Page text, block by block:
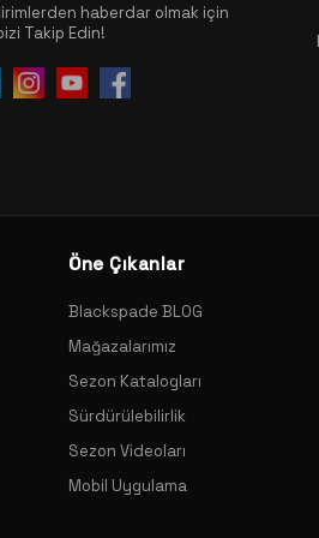
haberdar olmak için
Takip Edin!
Öne Çıkanlar
Blackspade BLOG
Mağazalarımız
Sezon Katalogları
Sürdürülebilirlik
Sezon Videoları
Mobil Uygulama